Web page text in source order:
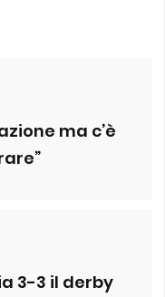
ma c’è
3-3 il derby